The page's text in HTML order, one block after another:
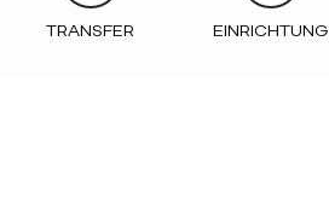
TRANSFER EINRICHTUNG